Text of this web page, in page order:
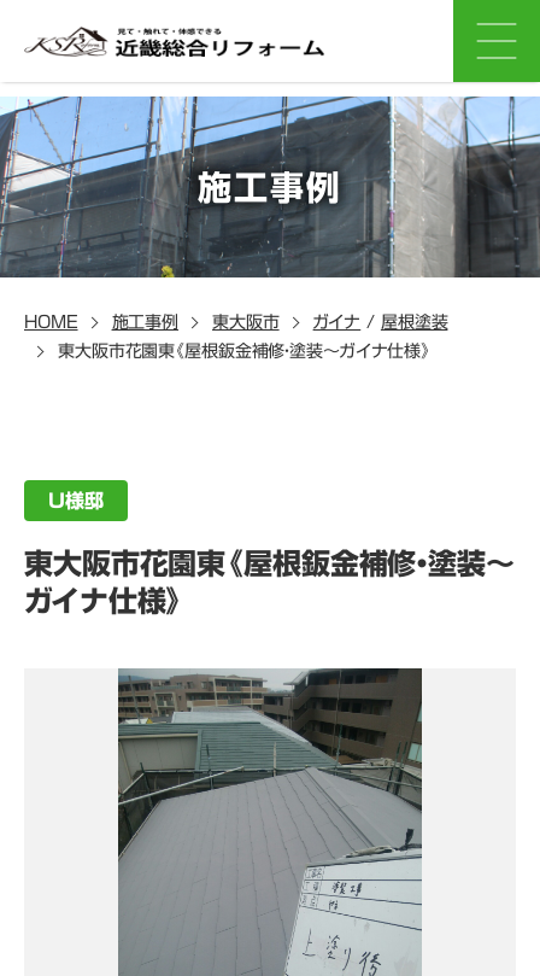
施工事例
HOME 施工事例 東大阪市 ガイナ / 屋根塗装
東大阪市花園東《屋根鈑金補修・塗装～ガイナ仕様》
U様邸
東大阪市花園東《屋根鈑金補修・塗装～
ガイナ仕様》